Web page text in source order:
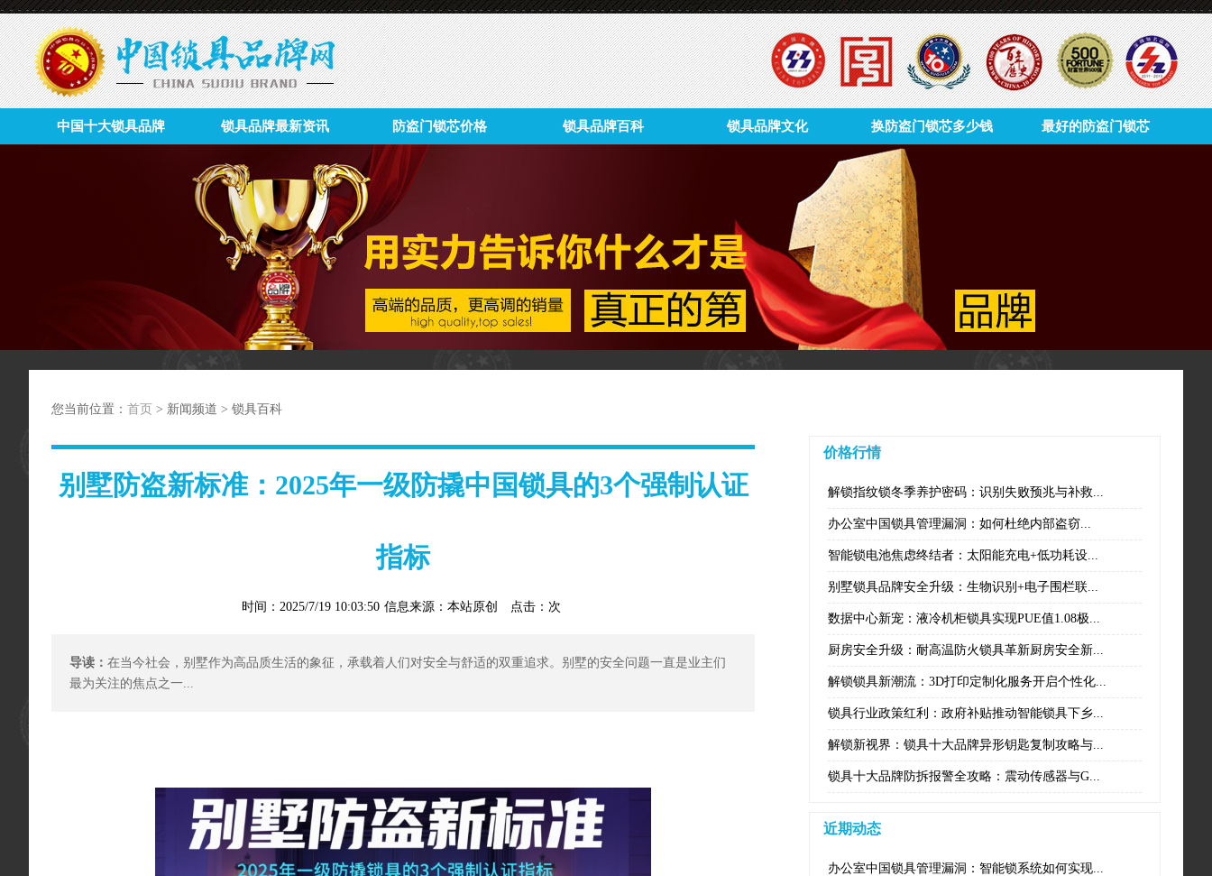
中国十大锁具品牌 锁具品牌最新资讯 防盗门锁芯价格 锁具品牌百科 锁具品牌文化 换防盗门锁芯多少钱 最好的防盗门锁芯
您当前位置： 首页 > 新闻频道 > 锁具百科
别墅防盗新标准：2025年一级防撬中国锁具的3个强制认证
指标
时间：2025/7/19 10:03:50 信息来源：本站原创 点击： 次
导读： 在当今社会，别墅作为高品质生活的象征，承载着人们对安全与舒适的双重追求。别墅的安全问题一直是业主们
最为关注的焦点之一...
价格行情
解锁指纹锁冬季养护密码：识别失败预兆与补救...
办公室中国锁具管理漏洞：如何杜绝内部盗窃...
智能锁电池焦虑终结者：太阳能充电+低功耗设...
别墅锁具品牌安全升级：生物识别+电子围栏联...
数据中心新宠：液冷机柜锁具实现PUE值1.08极...
厨房安全升级：耐高温防火锁具革新厨房安全新...
解锁锁具新潮流：3D打印定制化服务开启个性化...
锁具行业政策红利：政府补贴推动智能锁具下乡...
解锁新视界：锁具十大品牌异形钥匙复制攻略与...
锁具十大品牌防拆报警全攻略：震动传感器与G...
近期动态
办公室中国锁具管理漏洞：智能锁系统如何实现...